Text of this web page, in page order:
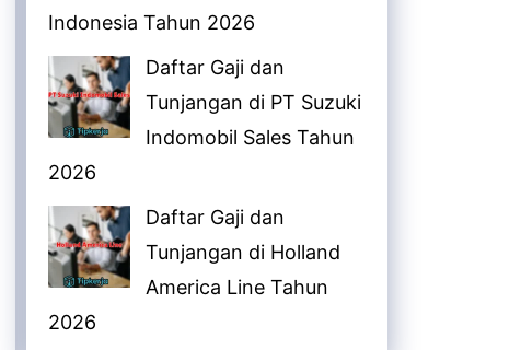
Indonesia Tahun 2026
Daftar Gaji dan
Tunjangan di PT Suzuki
Indomobil Sales Tahun
2026
Daftar Gaji dan
Tunjangan di Holland
America Line Tahun
2026